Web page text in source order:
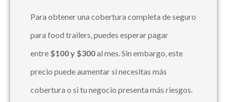
Para obtener una cobertura completa de seguro
para food trailers, puedes esperar pagar
entre $100 y $300al mes. Sin embargo, este
precio puede aumentar si necesitas más
cobertura o si tu negocio presenta más riesgos.